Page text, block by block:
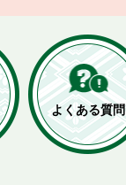
よくある質問